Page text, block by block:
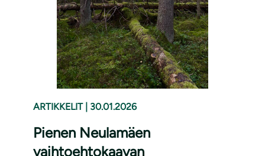
ARTIKKELIT 30.01.2026
Pienen Neulamäen
vaihtoehtokaavan